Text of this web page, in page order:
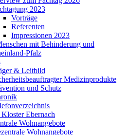
2023
Vorträge
Referenten
Impressionen 2023
mit Behinderung und
Pfalz
& Leitbild
Medizinprodukte
und Schutz
Ebernach
Wohnangebote
Wohnangebote